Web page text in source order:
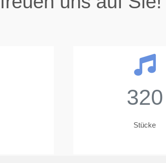
320
Stücke